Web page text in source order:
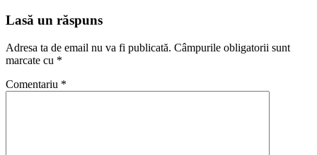
Lasă un răspuns
Adresa ta de email nu va fi publicată. Câmpurile obligatorii sunt
marcate cu *
Comentariu *